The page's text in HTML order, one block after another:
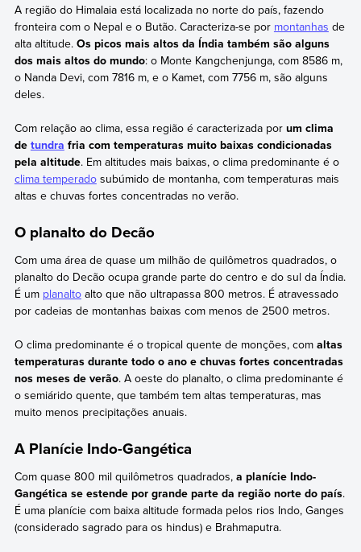
A região do Himalaia está localizada no norte do país, fazendo
fronteira com o Nepal e o Butão. Caracteriza-se por montanhas de
alta altitude. Os picos mais altos da Índia também são alguns
dos mais altos do mundo: o Monte Kangchenjunga, com 8586 m,
o Nanda Devi, com 7816 m, e o Kamet, com 7756 m, são alguns
deles.
Com relação ao clima, essa região é caracterizada por um clima
de tundra fria com temperaturas muito baixas condicionadas
pela altitude. Em altitudes mais baixas, o clima predominante é o
clima temperadosubúmido de montanha, com temperaturas mais
altas e chuvas fortes concentradas no verão.
O planalto do Decão
Com uma área de quase um milhão de quilômetros quadrados, o
planalto do Decão ocupa grande parte do centro e do sul da Índia.
É um planaltoalto que não ultrapassa 800 metros. É atravessado
por cadeias de montanhas baixas com menos de 2500 metros.
O clima predominante é o tropical quente de monções, com altas
temperaturas durante todo o ano e chuvas fortes concentradas
nos meses de verão. A oeste do planalto, o clima predominante é
o semiárido quente, que também tem altas temperaturas, mas
muito menos precipitações anuais.
A Planície Indo-Gangética
Com quase 800 mil quilômetros quadrados, a planície Indo-
Gangética se estende por grande parte da região norte do país.
É uma planície com baixa altitude formada pelos rios Indo, Ganges
(considerado sagrado para os hindus) e Brahmaputra.